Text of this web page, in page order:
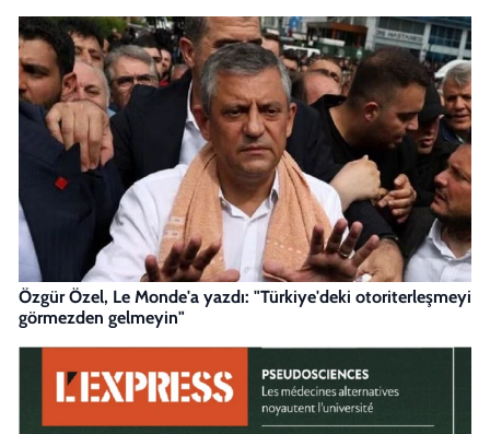
Özgür Özel, Le Monde'a yazdı: "Türkiye'deki otoriterleşmeyi
görmezden gelmeyin"